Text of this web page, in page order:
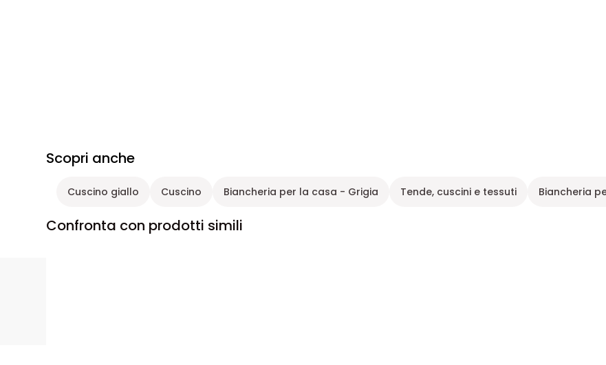
Scopri anche
Cuscino giallo Cuscino Biancheria per la casa - Grigia Tende, cuscini e tessuti Biancheria
Confronta con prodotti simili